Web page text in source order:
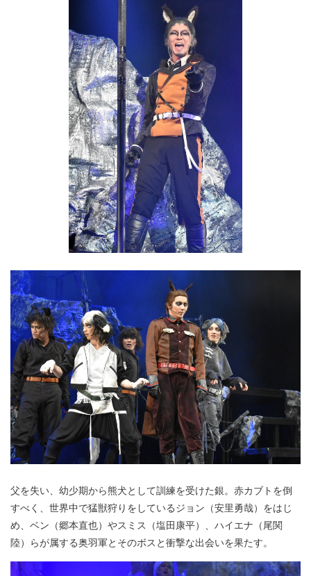
父を失い、幼少期から熊犬として訓練を受けた銀。赤カブトを倒
すべく、世界中で猛獣狩りをしているジョン（安里勇哉）をはじ
め、ベン（郷本直也）やスミス（塩田康平）、ハイエナ（尾関
陸）らが属する奥羽軍とそのボスと衝撃な出会いを果たす。